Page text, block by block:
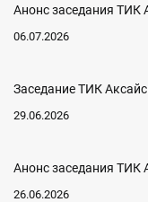
Анонс заседания ТИК
06.07.2026
Заседание ТИК
29.06.2026
Анонс заседания ТИК
26.06.2026